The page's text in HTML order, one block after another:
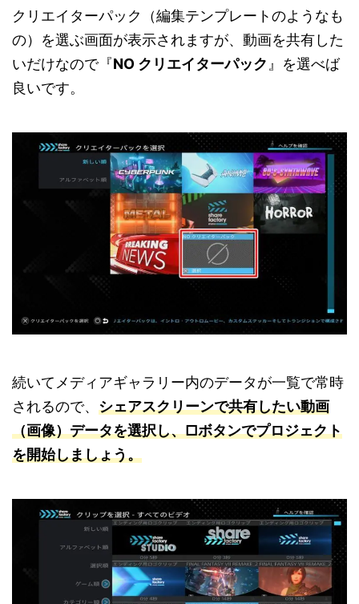
クリエイターパック（編集テンプレートのようなも
の）を選ぶ画面が表示されますが、動画を共有した
いだけなので『NO クリエイターパック』を選べば
良いです。
続いてメディアギャラリー内のデータが一覧で常時
されるので、 シェアスクリーンで共有したい動画
（画像）データを選択し、□ボタンでプロジェクト
を開始しましょう。